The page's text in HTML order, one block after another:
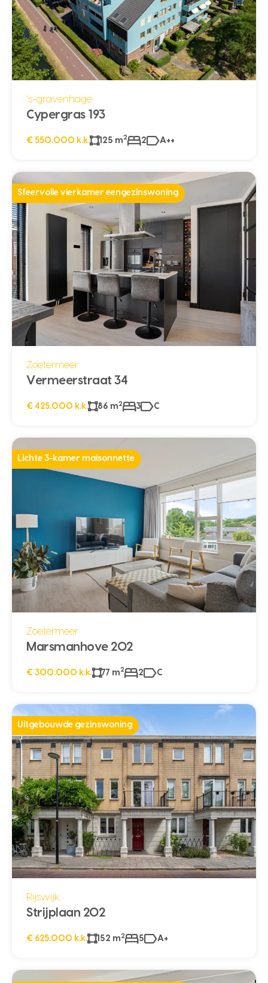
's-gravenhage
Cypergras 193
€ 550.000 k.k. 125 m2 2 A++
Sfeervolle vierkamer eengezinswoning
Zoetermeer
Vermeerstraat 34
€ 425.000 k.k. 86 m2 3 C
Lichte 3-kamer maisonnette
Zoetermeer
Marsmanhove 202
€ 300.000 k.k. 77 m2 2 C
Uitgebouwde gezinswoning
Rijswijk
Strijplaan 202
€ 625.000 k.k. 152 m2 5 A+